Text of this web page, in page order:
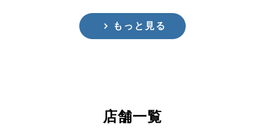
もっと見る
店舗一覧